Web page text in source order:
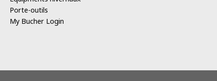
Porte-outils
My Bucher Login